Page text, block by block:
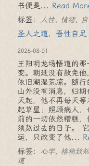
书便是... Read
标签：
人性, 情绪,
圣人之道，吾性自足
2026-08-01
王阳明龙场悟道的
变。朝廷没有赦免
依旧潮湿荒凉。随行
山外没有消息，归
天起，他不再每天
起草屋；照顾病人
前的一切依然糟糕
须熬过去的日子。
运，只改变了他...
标签： 心学, 格物致知
道